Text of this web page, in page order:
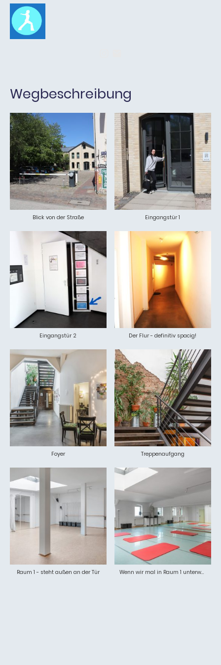
Wegbeschreibung
Blick von der Straße Eingangstür 1
Eingangstür 2 Der Flur - definitiv spacig!
Foyer Treppenaufgang
Raum 1 - steht außen an der Tür Wenn wir mal in Raum 1 unterwegs sind. Steht auch außen an der Tür. Das wäre der jedenfalls hier auf dem Bild.